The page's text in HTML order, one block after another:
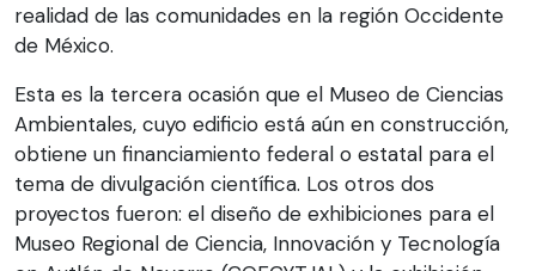
realidad de las comunidades en la región Occidente
de México.
Esta es la tercera ocasión que el Museo de Ciencias
Ambientales, cuyo edificio está aún en construcción,
obtiene un financiamiento federal o estatal para el
tema de divulgación científica. Los otros dos
proyectos fueron: el diseño de exhibiciones para el
Museo Regional de Ciencia, Innovación y Tecnología